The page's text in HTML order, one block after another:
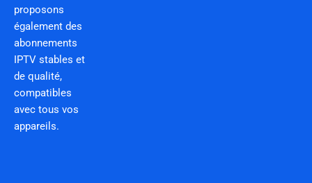
proposons
également des
abonnements
IPTV stables et
de qualité,
compatibles
avec tous vos
appareils.